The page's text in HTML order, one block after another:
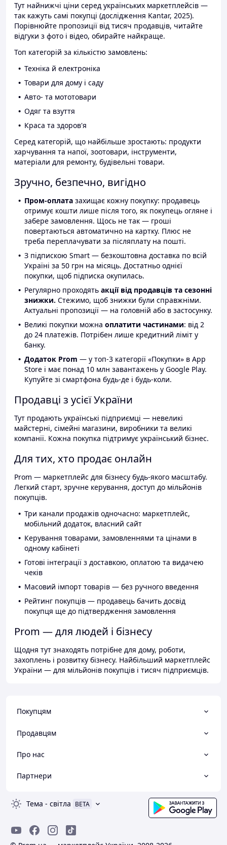
Тут найнижчі ціни серед українських маркетплейсів —
так кажуть самі покупці (дослідження Kantar, 2025).
Порівнюйте пропозиції від тисяч продавців, читайте
відгуки з фото і відео, обирайте найкраще.
Топ категорій за кількістю замовлень:
Техніка й електроніка
Товари для дому і саду
Авто- та мототовари
Одяг та взуття
Краса та здоров'я
Серед категорій, що найбільше зростають: продукти
харчування та напої, зоотовари, інструменти,
матеріали для ремонту, будівельні товари.
Зручно, безпечно, вигідно
Пром-оплата захищає кожну покупку: продавець
отримує кошти лише після того, як покупець огляне і
забере замовлення. Щось не так — гроші
повертаються автоматично на картку. Плюс не
треба переплачувати за післяплату на пошті.
З підпискою Smart — безкоштовна доставка по всій
Україні за 50 грн на місяць. Достатньо однієї
покупки, щоб підписка окупилась.
Регулярно проходять акції від продавців та сезонні
знижки. Стежимо, щоб знижки були справжніми.
Актуальні пропозиції — на головній або в застосунку.
Великі покупки можна оплатити частинами: від 2
до 24 платежів. Потрібен лише кредитний ліміт у
банку.
Додаток Prom — у топ-3 категорії «Покупки» в App
Store і має понад 10 млн завантажень у Google Play.
Купуйте зі смартфона будь-де і будь-коли.
Продавці з усієї України
Тут продають українські підприємці — невеликі
майстерні, сімейні магазини, виробники та великі
компанії. Кожна покупка підтримує український бізнес.
Для тих, хто продає онлайн
Prom — маркетплейс для бізнесу будь-якого масштабу.
Легкий старт, зручне керування, доступ до мільйонів
покупців.
Три канали продажів одночасно: маркетплейс,
мобільний додаток, власний сайт
Керування товарами, замовленнями та цінами в
одному кабінеті
Готові інтеграції з доставкою, оплатою та видачею
чеків
Масовий імпорт товарів — без ручного введення
Рейтинг покупців — продавець бачить досвід
покупця ще до підтвердження замовлення
Prom — для людей і бізнесу
Щодня тут знаходять потрібне для дому, роботи,
захоплень і розвитку бізнесу. Найбільший маркетплейс
України — для мільйонів покупців і тисяч підприємців.
Покупцям
Продавцям
Про нас
Партнери
Тема - світла BETA